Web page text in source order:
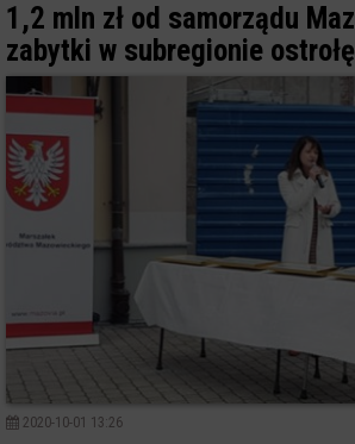
1,2 mln zł od samorządu
zabytki w subregionie
2020-10-01 13:26